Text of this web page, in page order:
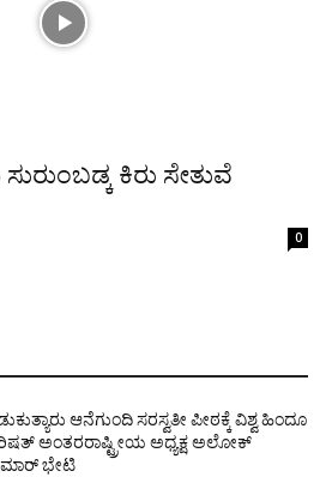
ಕಿರು ಸೇತುವೆ
0
ಆನೆಗುಂದಿ ಸರಸ್ವತೀ ಪೀಠಕ್ಕೆ ವಿಶ್ವ ಹಿಂದೂ
ಅಂತರರಾಷ್ಟ್ರೀಯ ಅಧ್ಯಕ್ಷ ಅಲೋಕ್
ಭೇಟಿ